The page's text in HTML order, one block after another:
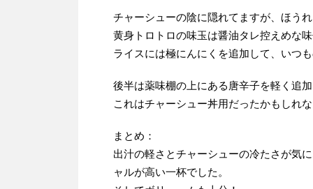
チャーシューの陰に隠れてますが、ほう
黄身トロトロの味玉は醤油タレ控えめな
ライスには極にんにくを追加して、いつ
後半は薬味棚の上にある唐辛子を軽く追
これはチャーシュー丼用だったかもしれ
まとめ：
出汁の軽さとチャーシューの冷たさが気
ャルが高い一杯でした。